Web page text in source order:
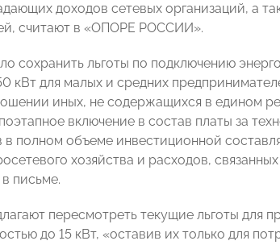
доходов сетевых организаций, а
считают в «ОПОРЕ РОССИИ».
сохранить льготы по подключению
кВт для малых и средних
иных, не содержащихся в едином
включение в состав платы за
полном объеме инвестиционной
хозяйства и расходов,
письме.
пересмотреть текущие льготы для
до 15 кВт, «оставив их только для